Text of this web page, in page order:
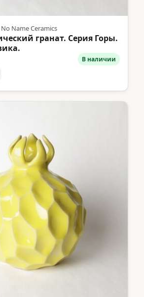
Name Ceramics
гранат. Серия Горы.
В наличии